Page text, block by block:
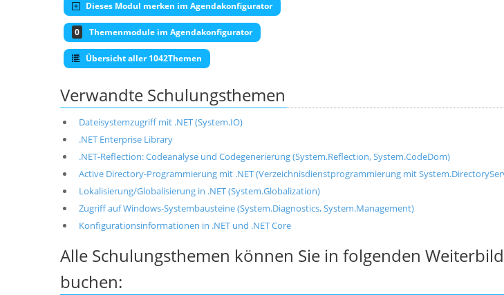
Dieses Modul merken im Agendakonfigurator
0 Themenmodule im Agendakonfigurator
Übersicht aller 1042Themen
Verwandte Schulungsthemen
Dateisystemzugriff mit .NET (System.IO)
.NET Enterprise Library
.NET-Reflection: Codeanalyse und Codegenerierung (System.Reflection, System.CodeDom)
Active Directory-Programmierung mit .NET (Verzeichnisdienstprogrammierung mit
Lokalisierung/Globalisierung in .NET (System.Globalization)
Zugriff auf Windows-Systembausteine (System.Diagnostics, System.Management)
Konfigurationsinformationen in .NET und .NET Core
Alle Schulungsthemen können Sie in folgenden
buchen: